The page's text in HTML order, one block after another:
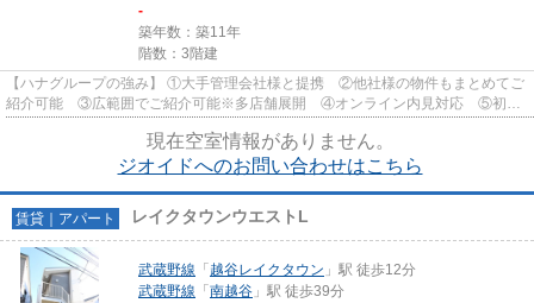
-
築年数：築11年
階数：3階建
【ハナグループの強み】 ①大手管理会社様と提携 ②他社様の物件もまとめてご
紹介可能 ③広範囲でご紹介可能※多店舗展開 ④オンライン内見対応 ⑤初期
現在空室情報がありません。
ジオイドへのお問い合わせはこちら
賃貸｜アパート レイクタウンウエストL
武蔵野線 「 越谷レイクタウン 」駅 徒歩12分
武蔵野線 「 南越谷 」駅 徒歩39分